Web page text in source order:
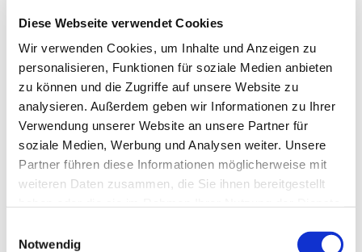
Diese Webseite verwendet Cookies
Wir verwenden Cookies, um Inhalte und Anzeigen zu
personalisieren, Funktionen für soziale Medien anbieten
zu können und die Zugriffe auf unsere Website zu
analysieren. Außerdem geben wir Informationen zu Ihrer
Verwendung unserer Website an unsere Partner für
soziale Medien, Werbung und Analysen weiter. Unsere
Partner führen diese Informationen möglicherweise mit
weiteren Daten zusammen, die Sie ihnen bereitgestellt
Notwendig
Samstag, 22. Mai 2027, 18:00 Uhr
Gemeindezentrum, Südwall 5,
46282 Dorsten